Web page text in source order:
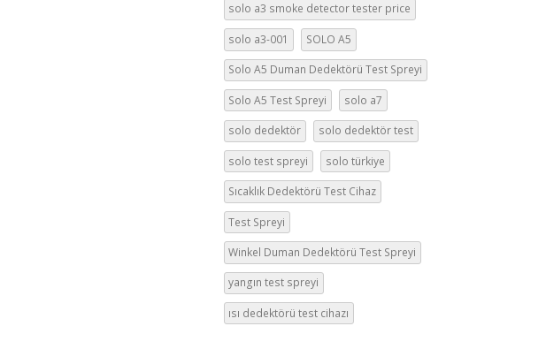
solo a3 smoke detector tester price
solo a3-001 SOLO A5
Solo A5 Duman Dedektörü Test Spreyi
Solo A5 Test Spreyi solo a7
solo dedektör solo dedektör test
solo test spreyi solo türkiye
Sıcaklık Dedektörü Test Cihaz
Test Spreyi
Winkel Duman Dedektörü Test Spreyi
yangın test spreyi
ısı dedektörü test cihazı